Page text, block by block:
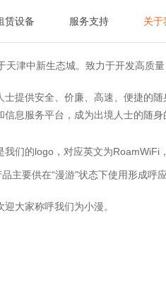
赁设备 服务支持 关于
天津中新生态城。致力于开发高质
士提供安全、价廉、高速、便捷的
息服务平台，成为出境人士的随身
我们的logo，对应英文为RoamWiFi
主要供在“漫游”状态下使用形成呼应
大家称呼我们为小漫。